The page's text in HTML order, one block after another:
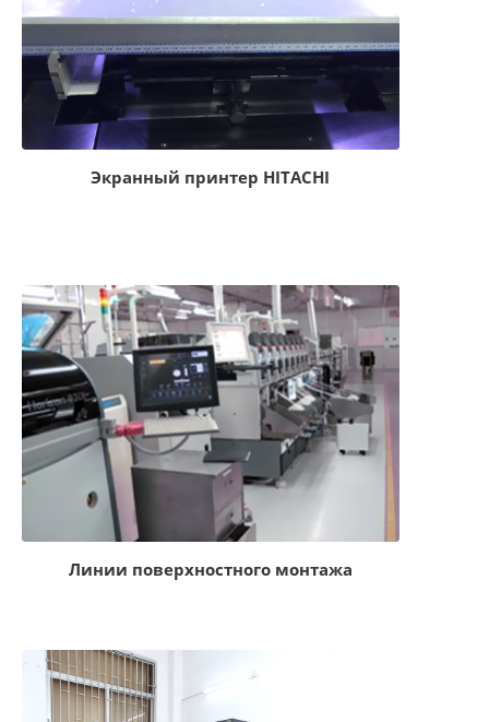
Экранный принтер HITACHI
Линии поверхностного монтажа